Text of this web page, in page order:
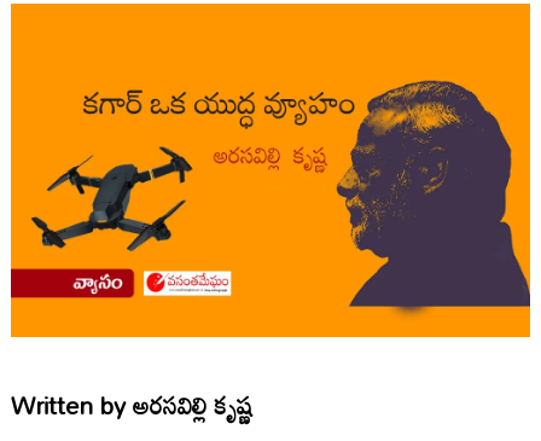
Written byఅరసవిల్లి కృష్ణ